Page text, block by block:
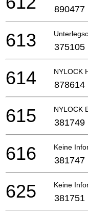
890477
613 375105
NYLOCK
614 878614
NYLOCK
615 381749
Keine
616 381747
Keine
625 381751